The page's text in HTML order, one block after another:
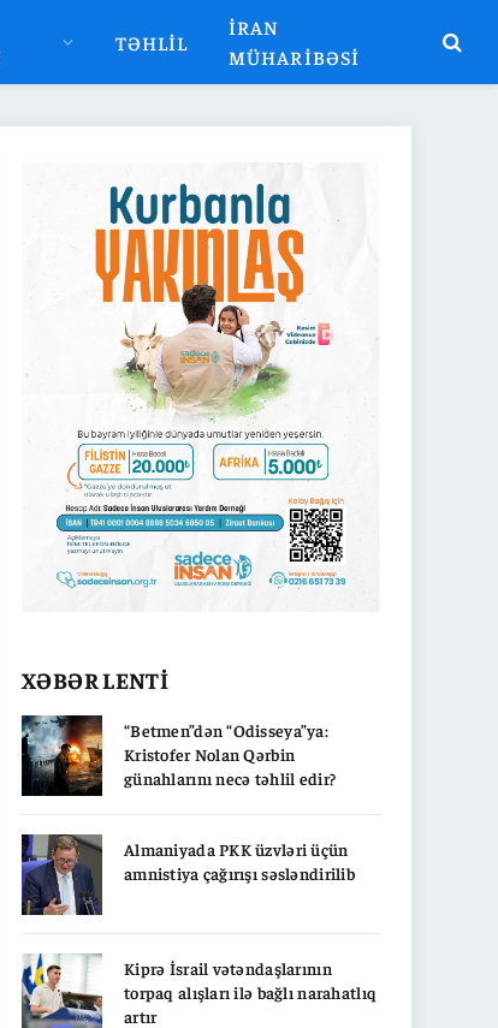
TƏHLIL
İRAN
MÜHARIBƏSI
XƏBƏR LENTİ
“Betmen”dən “Odisseya”ya:
Kristofer Nolan Qərbin
günahlarını necə təhlil edir?
Almaniyada PKK üzvləri üçün
amnistiya çağırışı səsləndirilib
Kiprə İsrail vətəndaşlarının
torpaq alışları ilə bağlı narahatlıq
artır